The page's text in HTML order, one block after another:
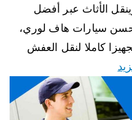
الأثاث عبر أفضل
سيارات هاف لوري،
كاملا لنقل العفش